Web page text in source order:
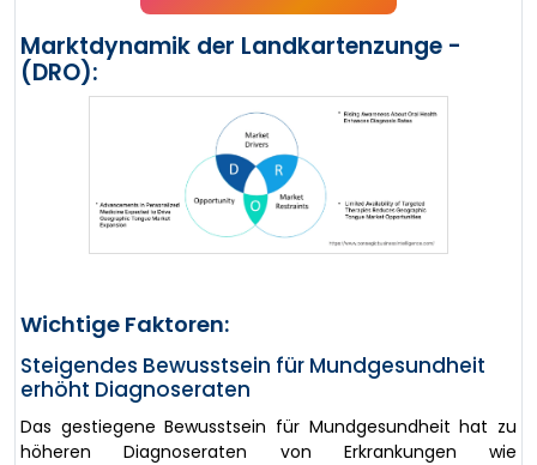
Marktdynamik der Landkartenzunge -
(DRO):
Wichtige Faktoren:
Steigendes Bewusstsein für Mundgesundheit
erhöht Diagnoseraten
Das gestiegene Bewusstsein für Mundgesundheit hat zu
höheren Diagnoseraten von Erkrankungen wie